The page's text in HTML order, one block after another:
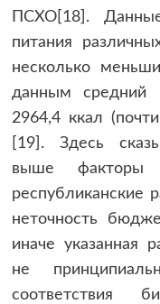
ПСХО[18].
питания
несколько
данным средний
2964,4 ккал
[19]. Здесь
выше факторы
республиканские
неточность
иначе указанная
не
соответствия